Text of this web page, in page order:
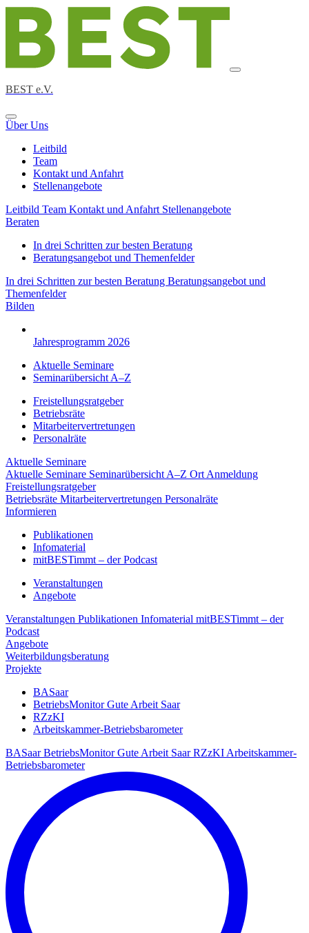
BEST e.V.
Über Uns
Leitbild
Team
Kontakt und Anfahrt
Stellenangebote
Leitbild Team Kontakt und Anfahrt Stellenangebote
Beraten
In drei Schritten zur besten Beratung
Beratungsangebot und Themenfelder
In drei Schritten zur besten Beratung Beratungsangebot und
Themenfelder
Bilden
Jahresprogramm 2026
Aktuelle Seminare
Seminarübersicht A–Z
Freistellungsratgeber
Betriebsräte
Mitarbeitervertretungen
Personalräte
Aktuelle Seminare
Aktuelle Seminare Seminarübersicht A–Z Ort Anmeldung
Freistellungsratgeber
Betriebsräte Mitarbeitervertretungen Personalräte
Informieren
Publikationen
Infomaterial
mitBESTimmt – der Podcast
Veranstaltungen
Angebote
Veranstaltungen Publikationen Infomaterial mitBESTimmt – der
Podcast
Angebote
Weiterbildungsberatung
Projekte
BASaar
BetriebsMonitor Gute Arbeit Saar
RZzKI
Arbeitskammer-Betriebsbarometer
BASaarBetriebsMonitor Gute Arbeit SaarRZzKI Arbeitskammer-
Betriebsbarometer